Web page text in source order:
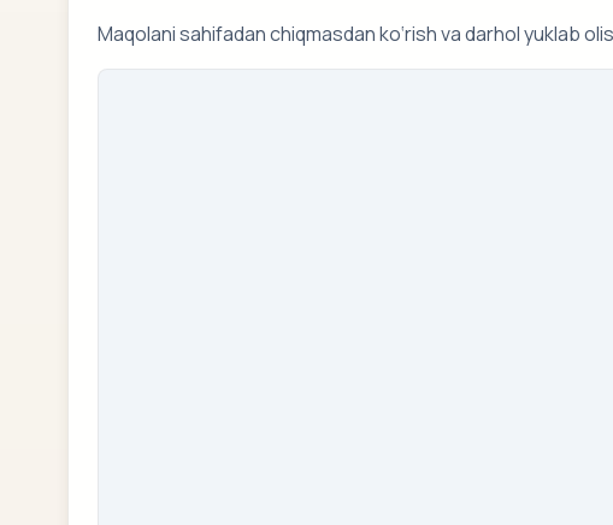
Maqolani sahifadan chiqmasdan ko‘rish va darhol yuklab